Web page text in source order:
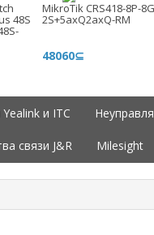
48S
MikroTik CRS418-8P-
2S+5axQ2axQ-RM
48060⊆
и ITC
связи J&R Milesight